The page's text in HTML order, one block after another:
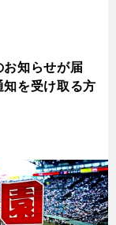
知らせが届
を受け取る方